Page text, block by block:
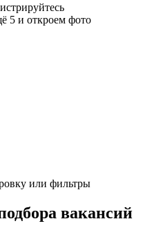
5 и откроем фото
или фильтры
вакансий